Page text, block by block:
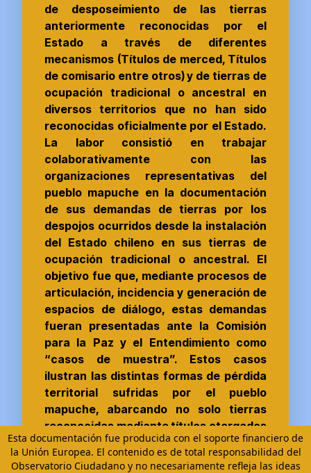
de desposeimiento de las tierras
anteriormente reconocidas por el
Estado a través de diferentes
mecanismos (Títulos de merced, Títulos
de comisario entre otros) y de tierras de
ocupación tradicional o ancestral en
diversos territorios que no han sido
reconocidas oficialmente por el Estado.
La labor consistió en trabajar
colaborativamente con las
organizaciones representativas del
pueblo mapuche en la documentación
de sus demandas de tierras por los
despojos ocurridos desde la instalación
del Estado chileno en sus tierras de
ocupación tradicional o ancestral. El
objetivo fue que, mediante procesos de
articulación, incidencia y generación de
espacios de diálogo, estas demandas
fueran presentadas ante la Comisión
para la Paz y el Entendimiento como
“casos de muestra”. Estos casos
ilustran las distintas formas de pérdida
territorial sufridas por el pueblo
mapuche, abarcando no solo tierras
reconocidas mediante títulos otorgados
por el Estado, sino también otras tierras
tradicionales en las regiones
Esta documentación fue producida con el soporte financiero de
la Unión Europea. El contenido es de total responsabilidad del
Observatorio Ciudadano y no necesariamente refleja las ideas